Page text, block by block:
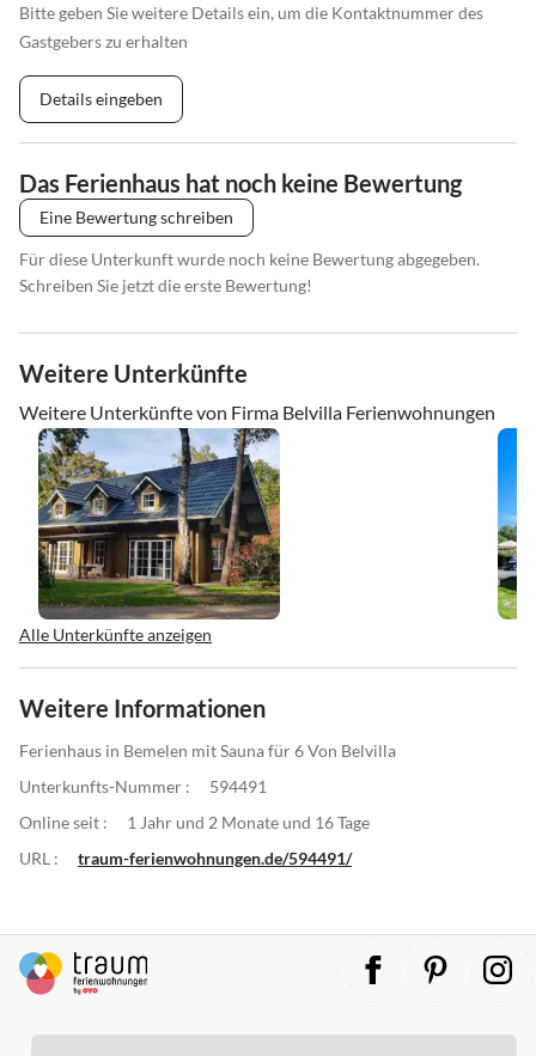
Bitte geben Sie weitere Details ein, um die Kontaktnummer des
Gastgebers zu erhalten
Details eingeben
Das Ferienhaus hat noch keine Bewertung
Eine Bewertung schreiben
Für diese Unterkunft wurde noch keine Bewertung abgegeben.
Schreiben Sie jetzt die erste Bewertung!
Weitere Unterkünfte
Weitere Unterkünfte von Firma Belvilla Ferienwohnungen
Alle Unterkünfte anzeigen
Weitere Informationen
Ferienhaus in Bemelen mit Sauna für 6 Von Belvilla
Unterkunfts-Nummer :
594491
Online seit :
1 Jahr und 2 Monate und 16 Tage
URL :
traum-ferienwohnungen.de/594491/